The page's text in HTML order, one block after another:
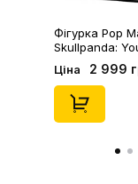
Фігурка Pop
Skullpanda:
Me!: Plush Doll
Series (Blind
10) (Secret
(29347)
Ціна 2 999